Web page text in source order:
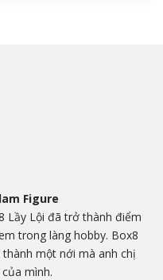
Figure
Lầy Lội đã trở thành điểm
trong làng hobby. Box8
một nới mà anh chị
mình.